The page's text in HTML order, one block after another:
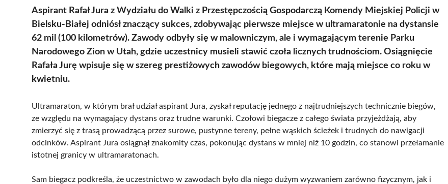
Aspirant Rafał Jura z Wydziału do Walki z Przestępczością Gospodarczą Komendy Miejskiej Policji w
Bielsku-Białej odniósł znaczący sukces, zdobywając pierwsze miejsce w ultramaratonie na dystansie
62 mil (100 kilometrów). Zawody odbyły się w malowniczym, ale i wymagającym terenie Parku
Narodowego Zion w Utah, gdzie uczestnicy musieli stawić czoła licznych trudnościom. Osiągnięcie
Rafała Jurę wpisuje się w szereg prestiżowych zawodów biegowych, które mają miejsce co roku w
kwietniu.
Ultramaraton, w którym brał udział aspirant Jura, zyskał reputację jednego z najtrudniejszych technicznie biegów,
ze względu na wymagający dystans oraz trudne warunki. Czołowi biegacze z całego świata przyjeżdżają, aby
zmierzyć się z trasą prowadzącą przez surowe, pustynne tereny, pełne wąskich ścieżek i trudnych do nawigacji
odcinków. Aspirant Jura osiągnął znakomity czas, pokonując dystans w mniej niż 10 godzin, co stanowi przełamanie
istotnej granicy w ultramaratonach.
Sam biegacz podkreśla, że uczestnictwo w zawodach było dla niego dużym wyzwaniem zarówno fizycznym, jak i